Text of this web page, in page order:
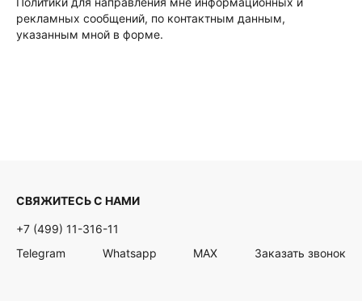
рекламных сообщений, по контактным данным,
указанным мной в форме.
СВЯЖИТЕСЬ С НАМИ
+7 (499) 11-316-11
Telegram
Whatsapp MAX Заказать звонок